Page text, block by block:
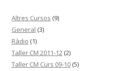
Altres Cursos (9)
General (3)
Ràdio (1)
Taller CM 2011-12 (2)
Taller CM Curs 09-10 (5)